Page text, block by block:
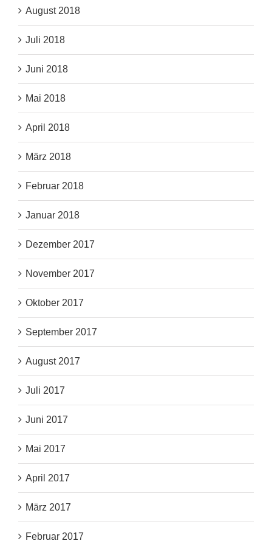
August 2018
Juli 2018
Juni 2018
Mai 2018
April 2018
März 2018
Februar 2018
Januar 2018
Dezember 2017
November 2017
Oktober 2017
September 2017
August 2017
Juli 2017
Juni 2017
Mai 2017
April 2017
März 2017
Februar 2017